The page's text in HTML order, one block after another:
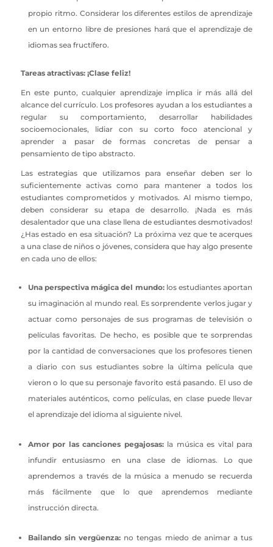
propio ritmo. Considerar los diferentes estilos de aprendizaje
en un entorno libre de presiones hará que el aprendizaje de
idiomas sea fructífero.
Tareas atractivas: ¡Clase feliz!
En este punto, cualquier aprendizaje implica ir más allá del
alcance del currículo. Los profesores ayudan a los estudiantes a
regular su comportamiento, desarrollar habilidades
socioemocionales, lidiar con su corto foco atencional y
aprender a pasar de formas concretas de pensar a
pensamiento de tipo abstracto.
Las estrategias que utilizamos para enseñar deben ser lo
suficientemente activas como para mantener a todos los
estudiantes comprometidos y motivados. Al mismo tiempo,
deben considerar su etapa de desarrollo. ¡Nada es más
desalentador que una clase llena de estudiantes desmotivados!
¿Has estado en esa situación? La próxima vez que te acerques
a una clase de niños o jóvenes, considera que hay algo presente
en cada uno de ellos:
Una perspectiva mágica del mundo:los estudiantes aportan
su imaginación al mundo real. Es sorprendente verlos jugar y
actuar como personajes de sus programas de televisión o
películas favoritas. De hecho, es posible que te sorprendas
por la cantidad de conversaciones que los profesores tienen
a diario con sus estudiantes sobre la última película que
vieron o lo que su personaje favorito está pasando. El uso de
materiales auténticos, como películas, en clase puede llevar
el aprendizaje del idioma al siguiente nivel.
Amor por las canciones pegajosas:la música es vital para
infundir entusiasmo en una clase de idiomas. Lo que
aprendemos a través de la música a menudo se recuerda
más fácilmente que lo que aprendemos mediante
instrucción directa.
Bailando sin vergüenza: no tengas miedo de animar a tus